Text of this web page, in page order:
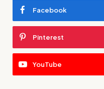
Facebook
Pinterest
YouTube